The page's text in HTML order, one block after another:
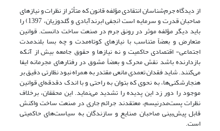
از دیدگاه جرم‌شناسان انتقادی مؤلفه قانون که متأثر از نظرات و نیازهای
صاحبان قدرت و سرمایه است (نجفی ابرندآبادی و گلدوزیان، 1397) را
باید دیگر مؤلفه موثر در رونق جرم در صنعت ساخت دانست. قوانین
متعارض و بعضاً متناسب با نیازهای کوتاه‌مدت و چه بسا بلندمدت
اجتماعی- اقتصادی حاکمیت و نه نیازها و حقوق جامعه بیش از آنکه
بازدارنده باشد نقش محرک و بعضاً مشوق در رفتارهای مجرمانه ایفا
می‌کنند. شاید فقدان تعمدی مانعی مقتدر به همراه نبود نظارتی دقیق بر
هنجارشکنی‌ها، به نحوی که بتوان به راحتی و با اندک دقدقه‌ای قوانین
موجود را دور زد این پدیده را تشدید می‌نماید. این محققان، برخلاف
نظرات پست‌مدرنیسم، معتقدند جرائم جاری در صنعت ساخت واکنش
قابل پیش‌بینی صاحبان صنایع و سازندگان به سیاست‌های حاکمیتی
است.